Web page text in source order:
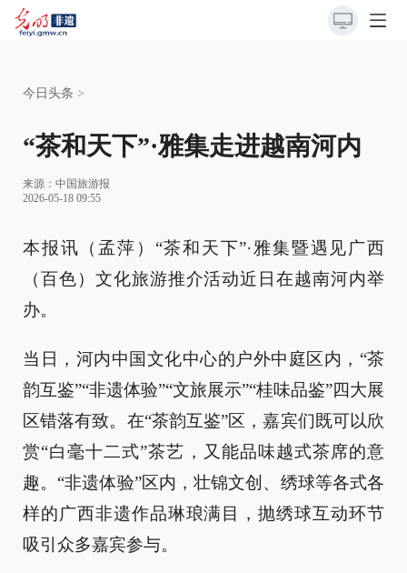
今日头条 >
“茶和天下”·雅集走进越南河内
来源： 中国旅游报
2026-05-18 09:55
本报讯（孟萍）“茶和天下”·雅集暨遇见广西
（百色）文化旅游推介活动近日在越南河内举
办。
当日，河内中国文化中心的户外中庭区内，“茶
韵互鉴”“非遗体验”“文旅展示”“桂味品鉴”四大展
区错落有致。在“茶韵互鉴”区，嘉宾们既可以欣
赏“白毫十二式”茶艺，又能品味越式茶席的意
趣。“非遗体验”区内，壮锦文创、绣球等各式各
样的广西非遗作品琳琅满目，抛绣球互动环节
吸引众多嘉宾参与。